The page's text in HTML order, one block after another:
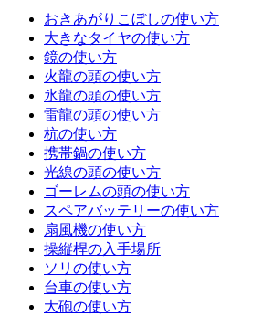
おきあがりこぼしの使い方
大きなタイヤの使い方
鏡の使い方
火龍の頭の使い方
氷龍の頭の使い方
雷龍の頭の使い方
杭の使い方
携帯鍋の使い方
光線の頭の使い方
ゴーレムの頭の使い方
スペアバッテリーの使い方
扇風機の使い方
操縦桿の入手場所
ソリの使い方
台車の使い方
大砲の使い方